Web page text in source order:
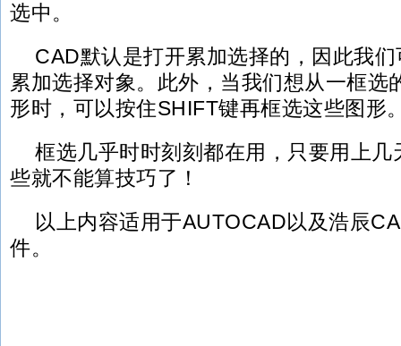
选中。
CAD默认是打开累加选择的，因此我
累加选择对象。此外，当我们想从一框选
形时，可以按住SHIFT键再框选这些图形
框选几乎时时刻刻都在用，只要用上
些就不能算技巧了！
以上内容适用于AUTOCAD以及浩辰
件。